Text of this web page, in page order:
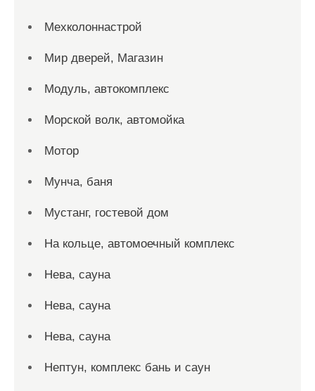
Мехколоннастрой
Мир дверей, Магазин
Модуль, автокомплекс
Морской волк, автомойка
Мотор
Мунча, баня
Мустанг, гостевой дом
На кольце, автомоечный комплекс
Нева, сауна
Нева, сауна
Нева, сауна
Нептун, комплекс бань и саун